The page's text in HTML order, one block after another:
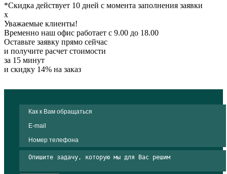
*Скидка действует 10 дней с момента заполнения заявки
x
Уважаемые клиенты!
Временно наш офис работает с 9.00 до 18.00
Оставьте заявку прямо сейчас
и получите расчет стоимости
за 15 минут
и скидку 14% на заказ